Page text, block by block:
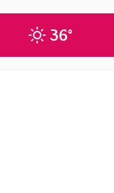
36°